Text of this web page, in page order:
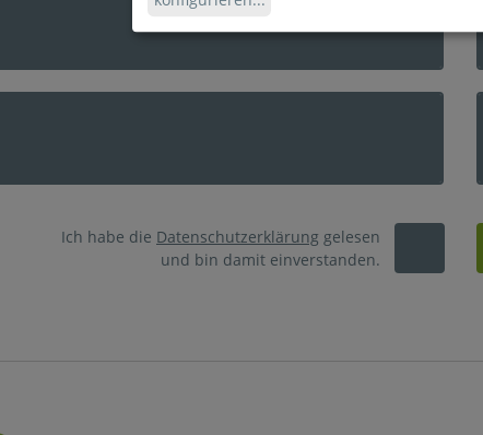
Ich habe die Datenschutzerklärung gelesen
und bin damit einverstanden.